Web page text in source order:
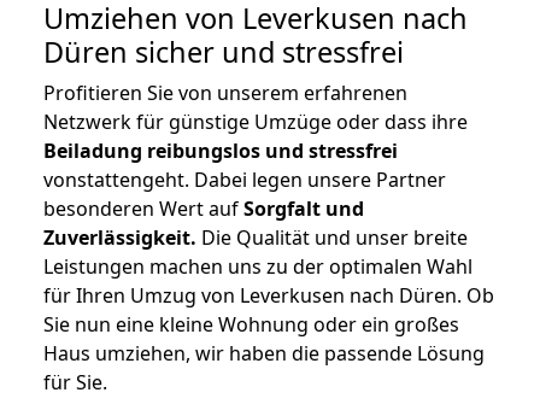
Umziehen von Leverkusen nach
Düren sicher und stressfrei
Profitieren Sie von unserem erfahrenen
Netzwerk für günstige Umzüge oder dass ihre
Beiladung reibungslos und stressfrei
vonstattengeht. Dabei legen unsere Partner
besonderen Wert aufSorgfalt und
Zuverlässigkeit. Die Qualität und unser breite
Leistungen machen uns zu der optimalen Wahl
für Ihren Umzug von Leverkusen nach Düren. Ob
Sie nun eine kleine Wohnung oder ein großes
Haus umziehen, wir haben die passende Lösung
für Sie.